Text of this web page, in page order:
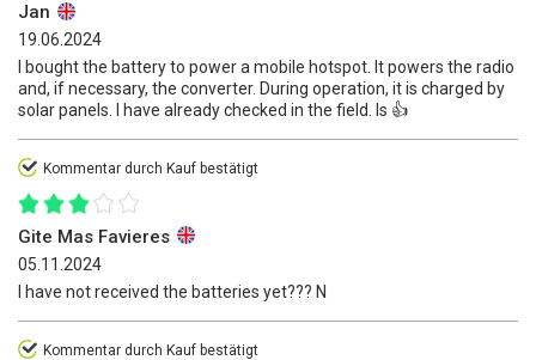
Jan
19.06.2024
I bought the battery to power a mobile hotspot. It powers the radio
and, if necessary, the converter. During operation, it is charged by
solar panels. I have already checked in the field. Is 👍
Kommentar durch Kauf bestätigt
Gite Mas Favieres
05.11.2024
I have not received the batteries yet??? N
Kommentar durch Kauf bestätigt